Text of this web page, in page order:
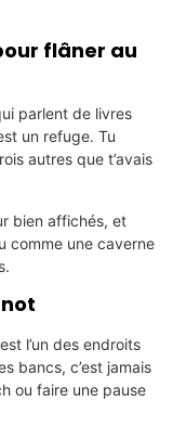
flâner au
parlent de livres
un refuge. Tu
autres que t’avais
bien affichés, et
comme une caverne
l’un des endroits
bancs, c’est jamais
ou faire une pause